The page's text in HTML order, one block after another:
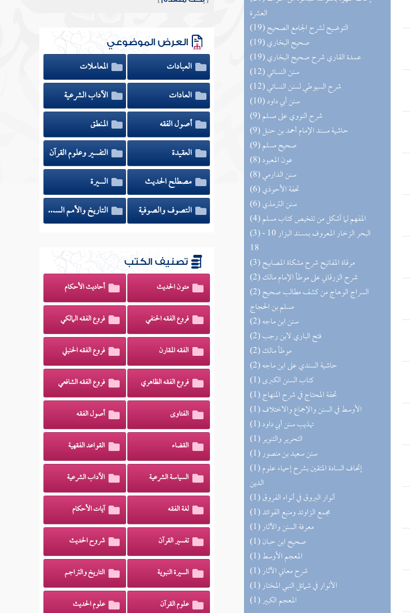
العشرة
(19) التوضيح لشرح الجامع الصحيح
(19) صحيح البخاري
(19) عمدة القاري شرح صحيح البخاري
(12) سنن النسائي
(12) شرح السيوطي لسنن النسائي
(10) سنن أبي داود
(9) شرح النووي على مسلم
(9) حاشية مسند الإمام أحمد بن حنبل
(9) صحيح مسلم
(8) عون المعبود
(8) سنن الدارمي
(6) تحفة الأحوذي
(6) سنن الترمذي
(4) المفهم لما أشكل من تلخيص كتاب مسلم
(3) البحر الزخار المعروف بمسند البزار 10 -
18
(3) مرقاة المفاتيح شرح مشكاة المصابيح
(2) شرح الزرقاني على موطأ الإمام مالك
(2) السراج الوهاج من كشف مطالب صحيح
مسلم بن الحجاج
(2) سنن ابن ماجه
(2) فتح الباري لابن رجب
(2) موطأ مالك
(2) حاشية السندي على ابن ماجه
(1) كتاب السنن الكبرى
(1) تحفة المحتاج في شرح المنهاج
(1) الأوسط في السنن والإجماع والاختلاف
(1) تهذيب سنن أبي داود
(1) التحرير والتنوير
(1) سنن سعيد بن منصور
(1) إتحاف السادة المتقين بشرح إحياء علوم
الدين
(1) أنوار البروق في أنواء الفروق
(1) مجمع الزاوئد ومنبع الفوائد
(1) معرفة السنن والآثار
(1) صحيح ابن حبان
(1) المعجم الأوسط
(1) شرح معاني الآثار
(1) الأنوار في شمائل النبي المختار
(1) المعجم الكبير
العرض الموضوعي
العبادات
المعاملات
العادات
الآداب الشرعية
أصول الفقه
المنطق
العقيدة
التفسير وعلوم القرآن
مصطلح الحديث
السيرة
التصوف والصوفية
التاريخ والأمم السابقة
تصنيف الكتب
متون الحديث أحاديث الأحكام
فروع الفقه الحنفي فروع الفقه المالكي
الفقه المقارن فروع الفقه الحنبلي
فروع الفقه الظاهري فروع الفقه الشافعي
الفتاوى أصول الفقه
القضاء القواعد الفقهية
السياسة الشرعية الآداب الشرعية
لغة الفقه آيات الأحكام
تفسير القرآن شروح الحديث
السيرة النبوية التاريخ والتراجم
علوم القرآن علوم الحديث